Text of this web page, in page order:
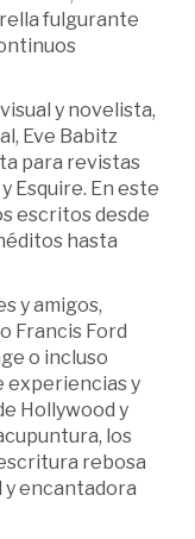
fulgurante
y novelista,
Eve Babitz
para revistas
Esquire. En este
escritos desde
hasta
y amigos,
Francis Ford
o incluso
experiencias y
Hollywood y
los
rebosa
y encantadora